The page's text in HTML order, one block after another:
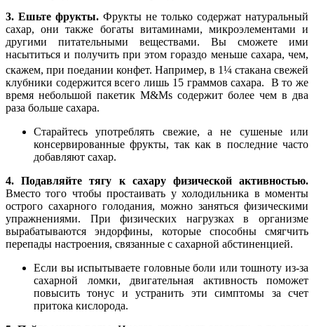
3. Ешьте фрукты. Фрукты не только содержат натуральный
сахар, они также богаты витаминами, микроэлементами и
другими питательными веществами. Вы сможете ими
насытиться и получить при этом гораздо меньше сахара, чем,
скажем, при поедании конфет. Например, в 1¼ стакана свежей
клубники содержится всего лишь 15 граммов сахара. В то же
время небольшой пакетик M&Ms содержит более чем в два
раза больше сахара.
Старайтесь употреблять свежие, а не сушеные или
консервированные фрукты, так как в последние часто
добавляют сахар.
4. Подавляйте тягу к сахару физической активностью.
Вместо того чтобы простаивать у холодильника в моменты
острого сахарного голодания, можно заняться физическими
упражнениями. При физических нагрузках в организме
вырабатываются эндорфины, которые способны смягчить
перепады настроения, связанные с сахарной абстиненцией.
Если вы испытываете головные боли или тошноту из-за
сахарной ломки, двигательная активность поможет
повысить тонус и устранить эти симптомы за счет
притока кислорода.